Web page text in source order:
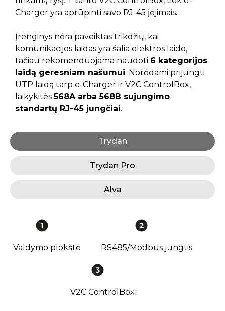
Charger yra aprūpinti savo RJ-45 įėjimais.
Įrenginys nėra paveiktas trikdžių, kai
komunikacijos laidas yra šalia elektros laido,
tačiau rekomenduojama naudoti 6 kategorijos
laidą geresniam našumui. Norėdami prijungti
UTP laidą tarp e-Charger ir V2C ControlBox,
laikykitės568A arba 568B sujungimo
standartų RJ-45 jungčiai.
Trydan
Trydan Pro
Alva
Valdymo plokštė RS485/Modbus jungtis
V2C ControlBox